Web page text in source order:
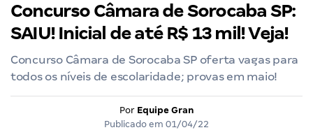
Concurso Câmara de Sorocaba SP:
SAIU! Inicial de até R$ 13 mil! Veja!
Concurso Câmara de Sorocaba SP oferta vagas para
todos os níveis de escolaridade; provas em maio!
Por Equipe Gran
Publicado em 01/04/22